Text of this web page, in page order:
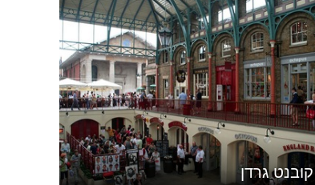
קובנט גרדן